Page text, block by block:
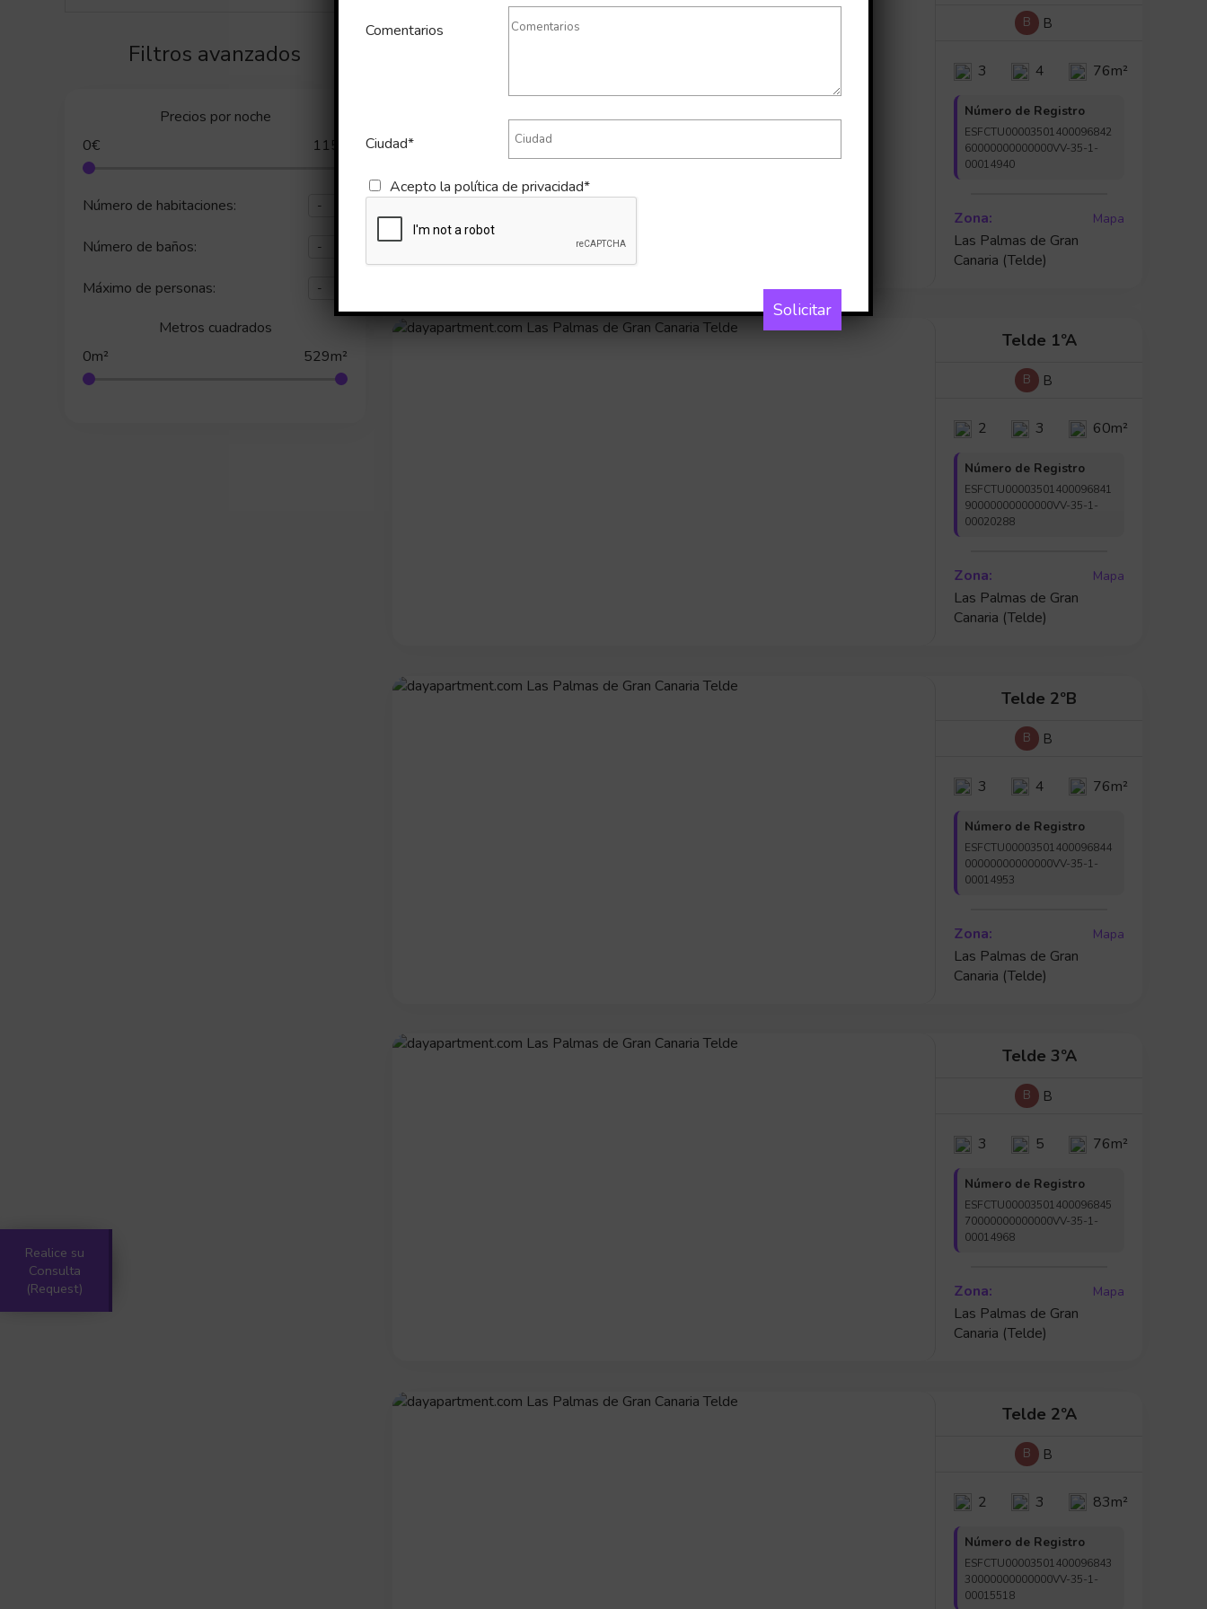
Realice su
Consulta
(Request)
Filtros avanzados
Precios por noche
0€
115€
Número de habitaciones:
Número de baños:
Máximo de personas:
Metros cuadrados
0m²
529m²
B B
3 4 76m²
Número de Registro
ESFCTU00003501400096842
60000000000000VV-35-1-
00014940
Zona: Mapa
Las Palmas de Gran
Canaria (Telde)
Telde 1ºA
B B
2 3 60m²
Número de Registro
ESFCTU00003501400096841
90000000000000VV-35-1-
00020288
Zona: Mapa
Las Palmas de Gran
Canaria (Telde)
Telde 2ºB
B B
3 4 76m²
Número de Registro
ESFCTU00003501400096844
00000000000000VV-35-1-
00014953
Zona: Mapa
Las Palmas de Gran
Canaria (Telde)
Telde 3ºA
B B
3 5 76m²
Número de Registro
ESFCTU00003501400096845
70000000000000VV-35-1-
00014968
Zona: Mapa
Las Palmas de Gran
Canaria (Telde)
Telde 2ºA
B B
2 3 83m²
Número de Registro
ESFCTU00003501400096843
30000000000000VV-35-1-
00015518
Comentarios
Ciudad*
Acepto la política de privacidad*
Solicitar